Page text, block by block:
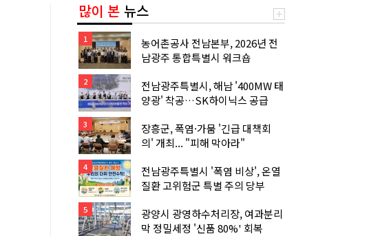
많이 본 뉴스
1
농어촌공사 전남본부, 2026년 전
남광주 통합특별시 워크숍
2
전남광주특별시, 해남 '400MW 태
양광' 착공…SK하이닉스 공급
3
장흥군, 폭염·가뭄 '긴급 대책회
의' 개최... "피해 막아라"
4
전남광주특별시 '폭염 비상', 온열
질환 고위험군 특별 주의 당부
5
광양시 광영하수처리장, 여과분리
막 정밀세정 '신품 80%' 회복